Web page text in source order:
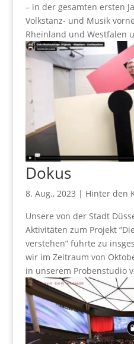
– in der gesamten ersten
Volkstanz- und Musik
Rheinland und Westfalen
Dokus
8. Aug., 2023 | Hinter den
Unsere von der Stadt
Aktivitäten zum Projekt
verstehen” führte zu
wir im Zeitraum von
in unserem Probenstudio